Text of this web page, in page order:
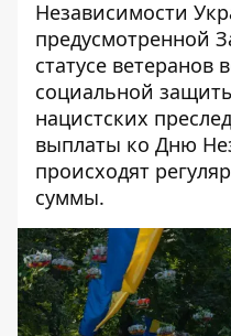
Независимости
предусмотренной
статусе ветеранов
социальной
нацистских
выплаты ко Дню
происходят
суммы.